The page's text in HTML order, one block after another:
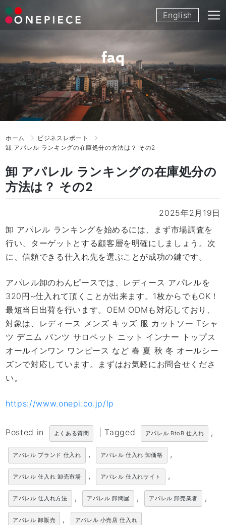
Skip
to
English
faq
ホーム
ビジネスレポート
卸 アパレル ランキングの在庫処分の方法は？ その2
卸 アパレル ランキングの在庫処分の
方法は？ その2
2025年2月19日
卸 アパレル ランキングを始めるには、まず市場調査を
行い、ターゲットとする顧客層を明確にしましょう。次
に、信頼できる仕入れ先を選ぶことが成功の鍵です。
アパレル卸のわんピースでは、レディース アパレルを
320円~仕入れて頂くことが出来ます。1枚からでもOK！
最短当日出荷を行います。OEM ODMも対応しており、
対象は、レディース メンズ キッズ 服 カットソー Tシャ
ツ デニム パンツ サロペット ニット インナー トップス
オールインワン ワンピース など 春 夏 秋 冬 オールシー
ズンで対応しています。まずはお気軽にお問合せくださ
い。
https://www.onepi.co.jp/lp
Posted in よくある質問 Tagged アパレル BtoB 仕入れ ,
アパレル ブランド 仕入れ , アパレル 仕入れ 卸価格 ,
アパレル 仕入れ 卸売市場 , アパレル 仕入れサイト ,
アパレル 仕入れ方法 , アパレル 卸問屋 , アパレル 卸売業者 ,
アパレル 卸販売 , アパレル 小売店 仕入れ